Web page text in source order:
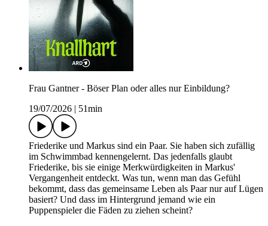
Frau Gantner - Böser Plan oder alles nur Einbildung?
19/07/2026
51min
Friederike und Markus sind ein Paar. Sie haben sich zufällig
im Schwimmbad kennengelernt. Das jedenfalls glaubt
Friederike, bis sie einige Merkwürdigkeiten in Markus'
Vergangenheit entdeckt. Was tun, wenn man das Gefühl
bekommt, dass das gemeinsame Leben als Paar nur auf Lügen
basiert? Und dass im Hintergrund jemand wie ein
Puppenspieler die Fäden zu ziehen scheint?